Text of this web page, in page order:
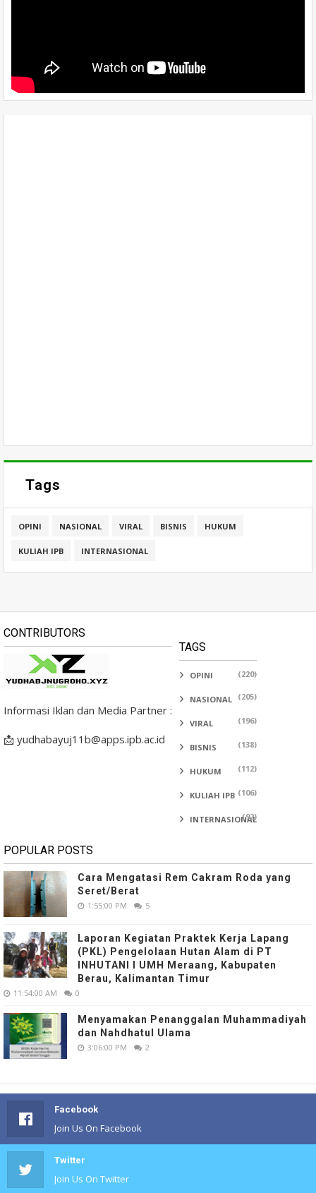
Tags
OPINI NASIONAL VIRAL BISNIS HUKUM
KULIAH IPB INTERNASIONAL
CONTRIBUTORS
Informasi Iklan dan Media Partner :
📩 yudhabayuj11b@apps.ipb.ac.id
TAGS
OPINI (220)
NASIONAL (205)
VIRAL (196)
BISNIS (138)
HUKUM (112)
KULIAH IPB (106)
INTERNASIONAL
(92)
POPULAR POSTS
Cara Mengatasi Rem Cakram Roda yang
Seret/Berat
1:55:00 PM 5
Laporan Kegiatan Praktek Kerja Lapang
(PKL) Pengelolaan Hutan Alam di PT
INHUTANI I UMH Meraang, Kabupaten
Berau, Kalimantan Timur
11:54:00 AM 0
Menyamakan Penanggalan Muhammadiyah
dan Nahdhatul Ulama
3:06:00 PM 2
Facebook
Join Us On Facebook
Twitter
Join Us On Twitter